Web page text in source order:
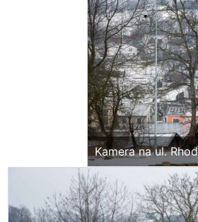
Kamera na ul.
s dosahom na ul.
Rhodyho, ul.
ul. Jiráskova, ul.
Jakuba